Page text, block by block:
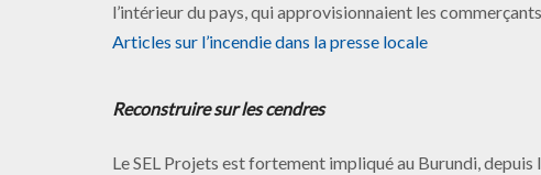
l’intérieur du pays, qui approvisionnaient les
Articles sur l’incendie dans la presse locale
Reconstruire sur les cendres
Le SEL Projets est fortement impliqué au Burundi, depuis